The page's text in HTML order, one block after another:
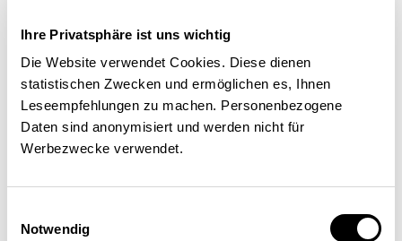
Ihre Privatsphäre ist uns wichtig
Die Website verwendet Cookies. Diese dienen
statistischen Zwecken und ermöglichen es, Ihnen
Leseempfehlungen zu machen. Personenbezogene
Daten sind anonymisiert und werden nicht für
Werbezwecke verwendet.
Notwendig
Guido Koller
Service des analyses historiques, Archives